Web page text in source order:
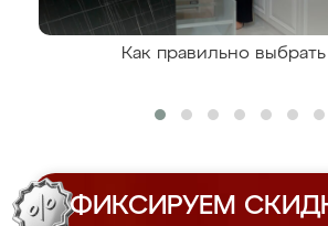
Как правильно
ФИКСИРУЕМ